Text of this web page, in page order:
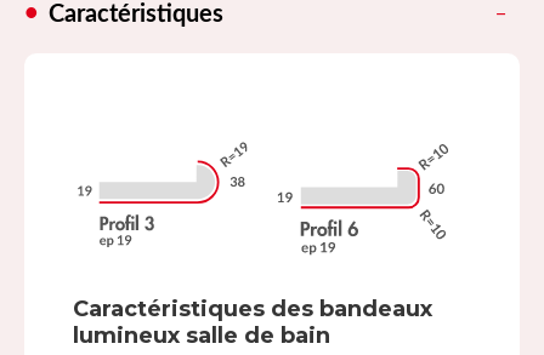
Caractéristiques
Caractéristiques des bandeaux
lumineux salle de bain